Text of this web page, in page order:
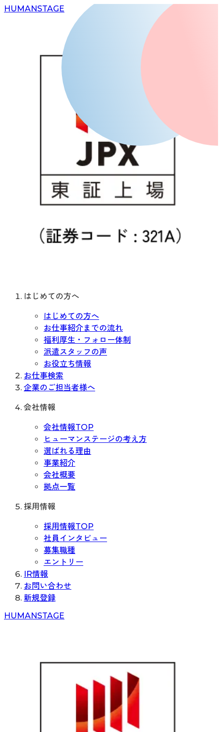
HUMANSTAGE
はじめての方へ
はじめての方へ
お仕事紹介までの流れ
福利厚生・フォロー体制
派遣スタッフの声
お役立ち情報
お仕事検索
企業のご担当者様へ
会社情報
会社情報TOP
ヒューマンステージの考え方
選ばれる理由
事業紹介
会社概要
拠点一覧
採用情報
採用情報TOP
社員インタビュー
募集職種
エントリー
IR情報
お問い合わせ
新規登録
HUMANSTAGE